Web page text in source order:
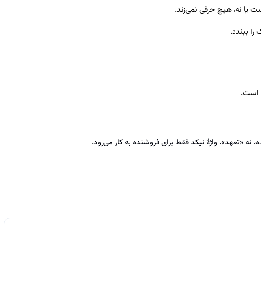
یا نه، هیچ حرفی نمی‌زند.
را ببندد.
است.
«تعهد». واژهٔ نیکد فقط برای فروشنده به کار می‌رود.